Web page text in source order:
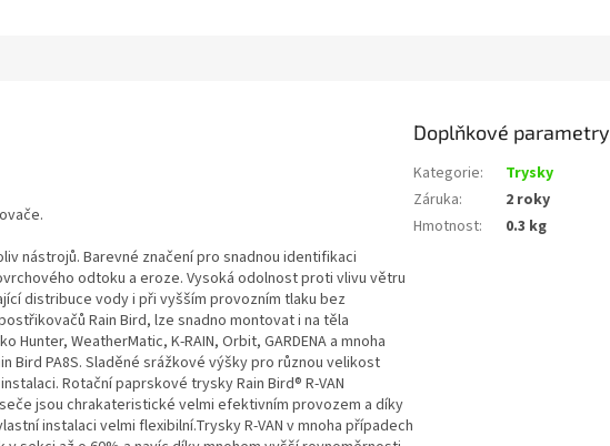
nástrojů. Barevné značení pro snadnou identifikaci
odtoku a eroze. Vysoká odolnost proti vlivu větru
distribuce vody i při vyšším provozním tlaku bez
Rain Bird, lze snadno montovat i na těla
WeatherMatic, K-RAIN, Orbit, GARDENA a mnoha
Bird PA8S. Sladěné srážkové výšky pro různou velikost
Rotační paprskové trysky Rain Bird® R-VAN
jsou chrakateristické velmi efektivním provozem a díky
instalaci velmi flexibilní.Trysky R-VAN v mnoha případech
Doplňkové parametry
Kategorie:
Trysky
Záruka:
2 roky
Hmotnost: 0.3 kg